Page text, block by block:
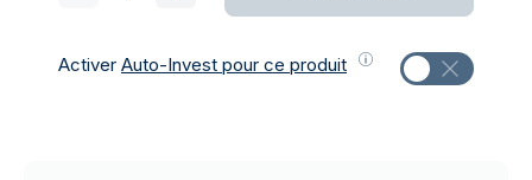
Activer Auto-Invest pour ce produit